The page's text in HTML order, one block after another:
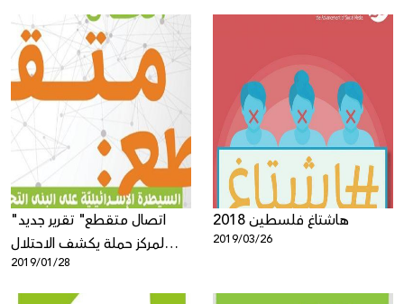
التجريمية وسندان تواطؤ
شركات الانترنت
"اتصال متقطع" تقرير جديد
لمركز حملة يكشف الاحتلال
الرقمي لقطاع الاتصالات
الفلسطينية
2019/01/28
هاشتاغ فلسطين 2018
2019/03/26